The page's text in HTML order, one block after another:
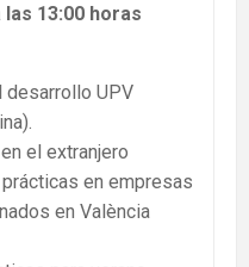
13:00 horas
desarrollo UPV
el extranjero
en empresas
en València